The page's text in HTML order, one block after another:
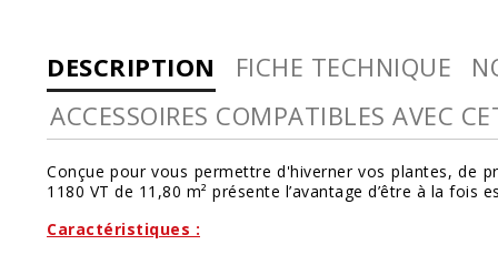
DESCRIPTION FICHE TECHNIQUE
ACCESSOIRES COMPATIBLES AVEC
Conçue pour vous permettre d'hiverner vos plantes, de
1180 VT de 11,80 m² présente l’avantage d’être à la
Caractéristiques :